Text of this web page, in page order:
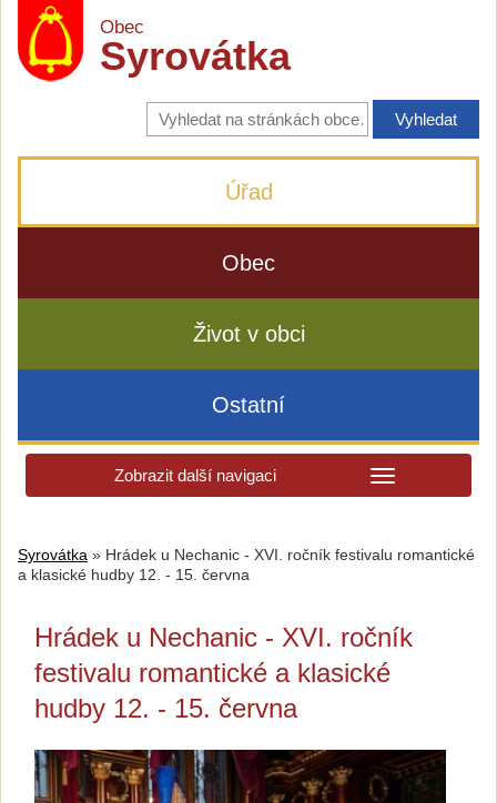
Obec
Syrovátka
Vyhledávání
na
stránkách
Úřad
Obec
Život v obci
Ostatní
Zobrazit další navigaci
Syrovátka » Hrádek u Nechanic - XVI. ročník festivalu romantické
a klasické hudby 12. - 15. června
Hrádek u Nechanic - XVI. ročník
festivalu romantické a klasické
hudby 12. - 15. června